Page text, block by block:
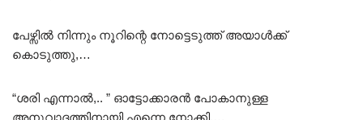
പേഴ്സിൽ നിന്നും നൂറിന്റെ നോട്ടെടുത്ത് അയാൾക്ക്
കൊടുത്തു,…
“ശരി എന്നാൽ,.. ” ഓട്ടോക്കാരൻ പോകാനുള്ള